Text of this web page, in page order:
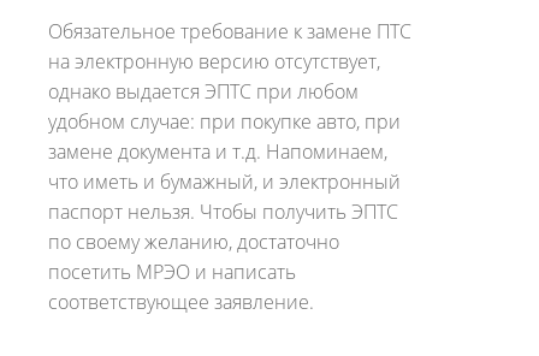
Обязательное требование к замене ПТС
на электронную версию отсутствует,
однако выдается ЭПТС при любом
удобном случае: при покупке авто, при
замене документа и т.д. Напоминаем,
что иметь и бумажный, и электронный
паспорт нельзя. Чтобы получить ЭПТС
по своему желанию, достаточно
посетить МРЭО и написать
соответствующее заявление.